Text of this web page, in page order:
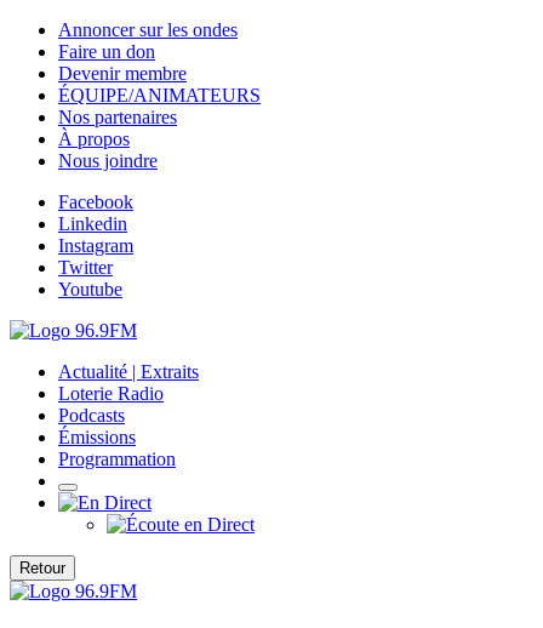
Annoncer sur les ondes
Faire un don
Devenir membre
ÉQUIPE/ANIMATEURS
Nos partenaires
À propos
Nous joindre
Facebook
Linkedin
Instagram
Twitter
Youtube
Actualité | Extraits
Loterie Radio
Podcasts
Émissions
Programmation
Retour